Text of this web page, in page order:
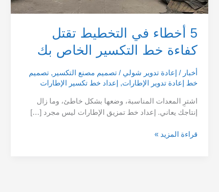
5 أخطاء في التخطيط تقتل
كفاءة خط التكسير الخاص بك
أخبار / إعادة تدوير شولي/تصميم مصنع التكسير ,تصميم
خط إعادة تدوير الإطارات, إعداد خط تكسير الإطارات
اشترِ المعدات المناسبة، وضعها بشكل خاطئ، وما زال
إنتاجك يعاني. إعداد خط تمزيق الإطارات ليس مجرد […]
قراءة المزيد »